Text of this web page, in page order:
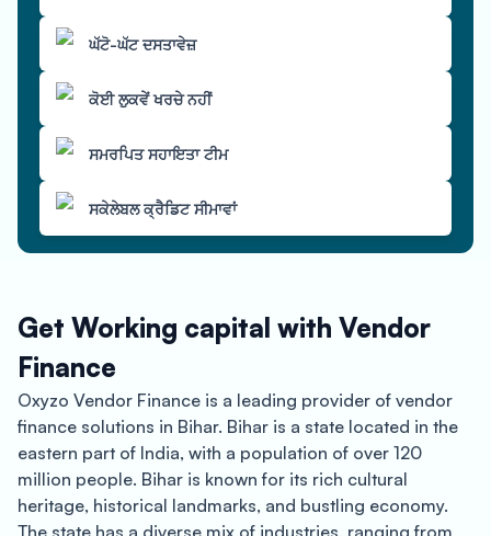
ਘੱਟੋ-ਘੱਟ ਦਸਤਾਵੇਜ਼
ਕੋਈ ਲੁਕਵੇਂ ਖਰਚੇ ਨਹੀਂ
ਸਮਰਪਿਤ ਸਹਾਇਤਾ ਟੀਮ
ਸਕੇਲੇਬਲ ਕ੍ਰੈਡਿਟ ਸੀਮਾਵਾਂ
Get Working capital with Vendor
Finance
Oxyzo Vendor Finance is a leading provider of vendor
finance solutions in Bihar. Bihar is a state located in the
eastern part of India, with a population of over 120
million people. Bihar is known for its rich cultural
heritage, historical landmarks, and bustling economy.
The state has a diverse mix of industries, ranging from